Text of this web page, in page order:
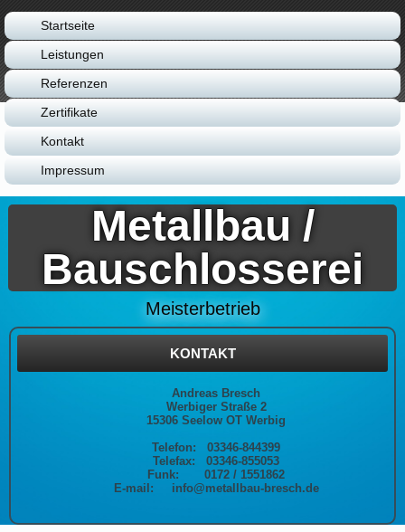
Startseite
Leistungen
Referenzen
Zertifikate
Kontakt
Impressum
Metallbau /
Bauschlosserei
Meisterbetrieb
KONTAKT
Andreas Bresch
Werbiger Straße 2
15306 Seelow OT Werbig
Telefon: 03346-844399
Telefax: 03346-855053
Funk: 0172 / 1551862
E-mail: info@metallbau-bresch.de